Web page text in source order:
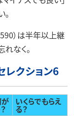
）は半年以上継
なく。
クション6
いくらでもらえ
る？